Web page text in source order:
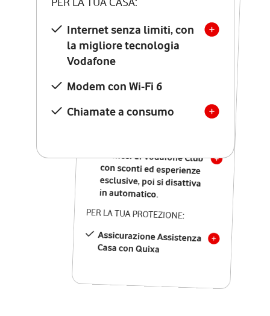
Internet senza limiti, con
la migliore tecnologia
Vodafone
Modem con Wi-Fi 6
Chiamate a consumo
Internet senza limiti, con
la migliore tecnologia
Vodafone
Modem Seven con Wi-Fi 7
Chiamate illimitate verso
numeri fissi e mobili
nazionali
12 mesi di Vodafone Club
con sconti ed esperienze
esclusive, poi si disattiva
in automatico.
PER LA TUA PROTEZIONE:
Assicurazione Assistenza
Casa con Quixa